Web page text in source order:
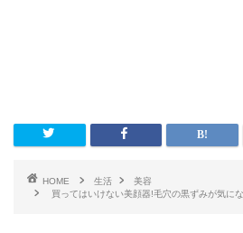
HOME 生活
美容
買ってはいけない美顔器!毛穴の黒ずみが気に